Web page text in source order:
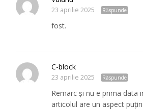
23 aprilie 2025 Răspunde
fost.
C-block
23 aprilie 2025 Răspunde
Remarc și nu e prima data
articolul are un aspect